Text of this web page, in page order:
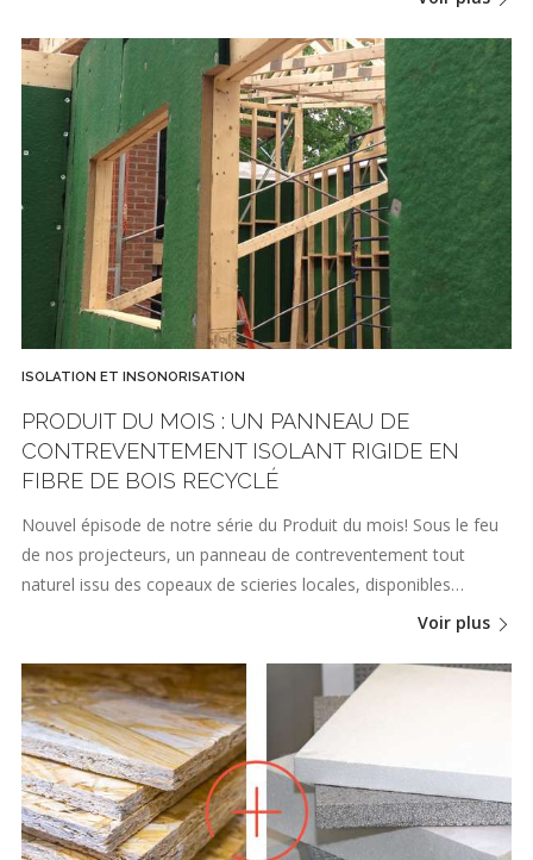
ISOLATION ET INSONORISATION
PRODUIT DU MOIS : UN PANNEAU DE
CONTREVENTEMENT ISOLANT RIGIDE EN
FIBRE DE BOIS RECYCLÉ
Nouvel épisode de notre série du Produit du mois! Sous le feu
de nos projecteurs, un panneau de contreventement tout
naturel issu des copeaux de scieries locales, disponibles…
Voir plus